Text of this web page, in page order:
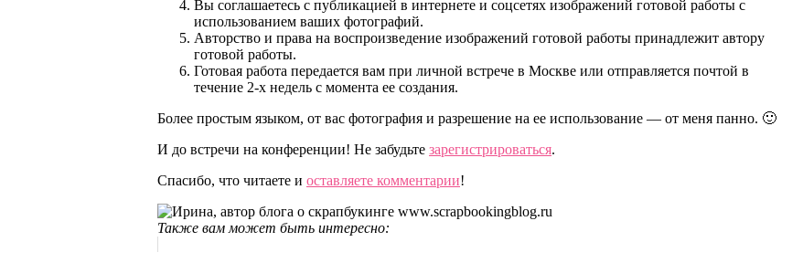
Вы соглашаетесь с публикацией в интернете и соцсетях изображений готовой работы с
использованием ваших фотографий.
Авторство и права на воспроизведение изображений готовой работы принадлежит автору
готовой работы.
Готовая работа передается вам при личной встрече в Москве или отправляется почтой в
течение 2-х недель с момента ее создания.
Более простым языком, от вас фотография и разрешение на ее использование — от меня панно. 🙂
И до встречи на конференции! Не забудьте зарегистрироваться.
Спасибо, что читаете и оставляете комментарии!
Также вам может быть интересно: